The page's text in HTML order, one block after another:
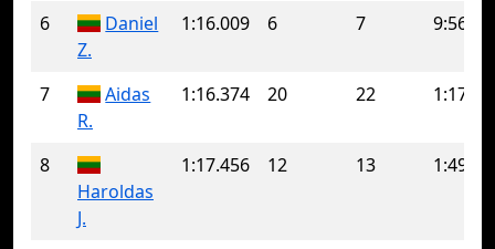
6
Daniel
Z.
1:16.009 6 7
7
Aidas
R.
1:16.374 20 22
8
Haroldas
J.
1:17.456 12 13